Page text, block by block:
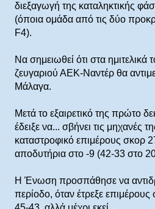
διεξαγωγή της καταληκτικής
(όποια ομάδα από τις δύο
F4).
Να σημειωθεί ότι στα ημιτελικά
ζευγαριού ΑΕΚ-Ναντέρ θα
Μάλαγα.
Μετά το εξαιρετικό της πρώτο
έδειξε να... σβήνει τις μηχανές
καταστροφικό επιμέρους σκορ
αποδυτήρια στο -9 (42-33 στο
Η Ένωση προσπάθησε να
περίοδο, όταν έτρεξε